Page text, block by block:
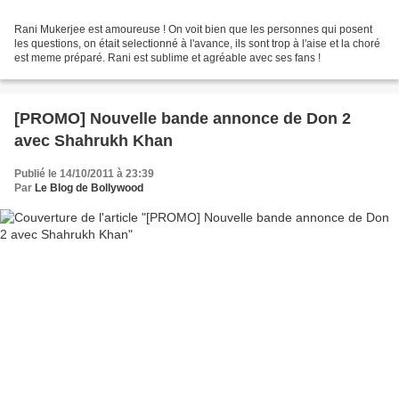
Rani Mukerjee est amoureuse ! On voit bien que les personnes qui posent
les questions, on était selectionné à l'avance, ils sont trop à l'aise et la choré
est meme préparé. Rani est sublime et agréable avec ses fans !
[PROMO] Nouvelle bande annonce de Don 2
avec Shahrukh Khan
Publié le 14/10/2011 à 23:39
Par Le Blog de Bollywood